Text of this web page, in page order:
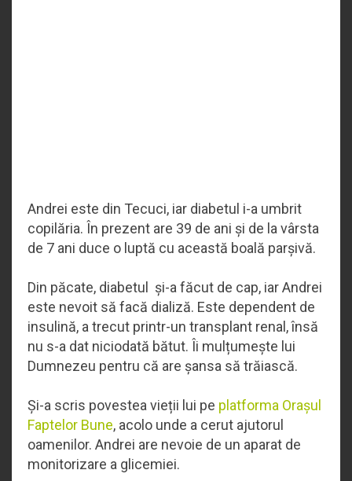
Andrei este din Tecuci, iar diabetul i-a umbrit
copilăria. În prezent are 39 de ani și de la vârsta
de 7 ani duce o luptă cu această boală parșivă.
Din păcate, diabetul și-a făcut de cap, iar Andrei
este nevoit să facă dializă. Este dependent de
insulină, a trecut printr-un transplant renal, însă
nu s-a dat niciodată bătut. Îi mulțumește lui
Dumnezeu pentru că are șansa să trăiască.
Și-a scris povestea vieții lui pe platforma Orașul
Faptelor Bune, acolo unde a cerut ajutorul
oamenilor. Andrei are nevoie de un aparat de
monitorizare a glicemiei.